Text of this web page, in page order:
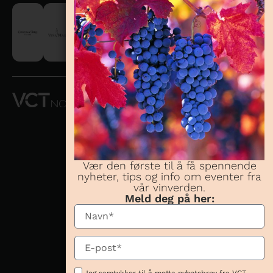
VCT NORWAY
AS OG
CONCHA Y
TORO
NORWAY AS
Telefon:23 08 38
70
Besøksadresse:
Karenslyst allé 16,
0278 Oslo
Postadresse:
Vær den første til å få spennende
nyheter, tips og info om eventer fra
vår vinverden.
Meld deg på her: